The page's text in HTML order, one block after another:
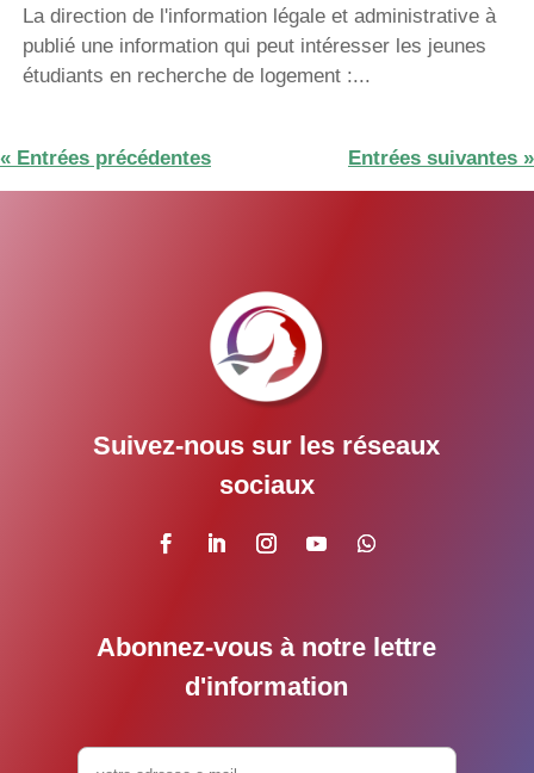
La direction de l'information légale et administrative à
publié une information qui peut intéresser les jeunes
étudiants en recherche de logement :...
« Entrées précédentes Entrées suivantes »
Suivez-nous sur les réseaux
sociaux
Abonnez-vous à notre lettre
d'information